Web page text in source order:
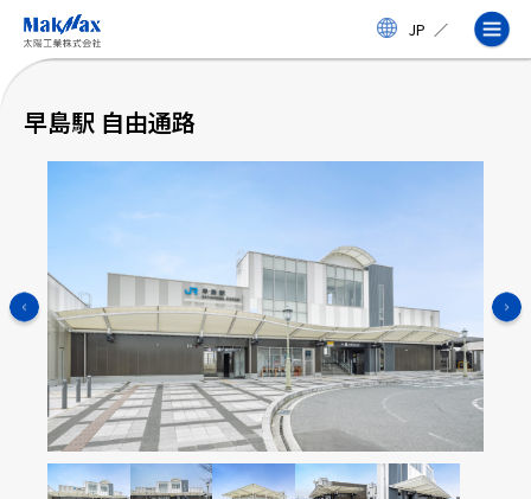
コ
ン
JP ／
事業紹介
製品・サービス
実績
早島駅 自由通路